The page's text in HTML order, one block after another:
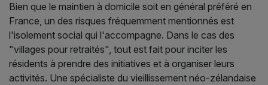
Bien que le maintien à domicile soit en général préféré en
France, un des risques fréquemment mentionnés est
l'isolement social qui l'accompagne. Dans le cas des
"villages pour retraités", tout est fait pour inciter les
résidents à prendre des initiatives et à organiser leurs
activités. Une spécialiste du vieillissement néo-zélandaise